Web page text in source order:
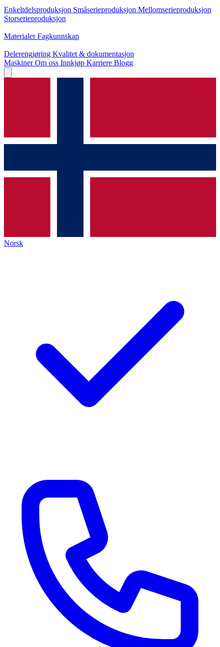
Enkeltdelsproduksjon Småserieproduksjon Mellomserieproduksjon
Storserieproduksjon
MaterialerFagkunnskap
Delerengjøring Kvalitet & dokumentasjon
MaskinerOm oss Innkjøp Karriere Blogg
Norsk